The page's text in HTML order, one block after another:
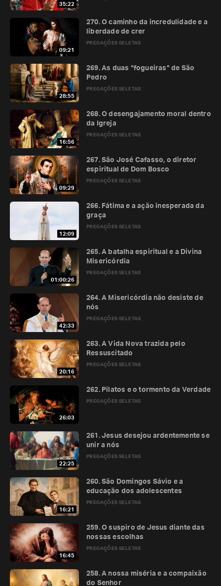
35:22
09:21
PREGAÇÕES SELETAS
270. O caminho da incredulidade e a
liberdade de crer
28:55
PREGAÇÕES SELETAS
269. As duas “fogueiras” de São
Pedro
16:56
PREGAÇÕES SELETAS
268. O desengajamento moral dentro
da Igreja
09:29
PREGAÇÕES SELETAS
267. São José Cafasso, o diretor
espiritual de Dom Bosco
12:09
PREGAÇÕES SELETAS
266. Fátima e a ação inesperada da
graça
01:00:26
PREGAÇÕES SELETAS
265. A batalha espiritual e a Divina
Misericórdia
42:33
PREGAÇÕES SELETAS
264. A Misericórdia não desiste de
nós
20:16
PREGAÇÕES SELETAS
263. A Vida Nova trazida pelo
Ressuscitado
26:03
PREGAÇÕES SELETAS
262. Pilatos e o tormento da Verdade
22:25
PREGAÇÕES SELETAS
261. Jesus desejou ardentemente se
unir a nós
16:21
PREGAÇÕES SELETAS
260. São Domingos Sávio e a
educação dos adolescentes
16:45
PREGAÇÕES SELETAS
259. O suspiro de Jesus diante das
nossas escolhas
258. A nossa miséria e a compaixão
do Senhor